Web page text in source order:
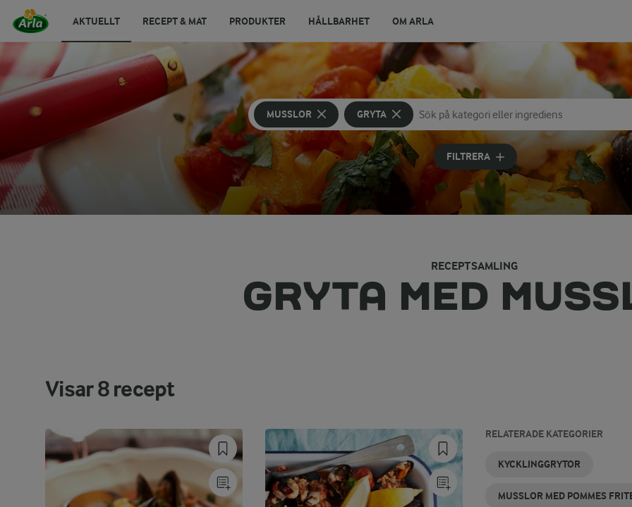
AKTUELLT RECEPT & MAT PRODUKTER HÅLLBARHET OM ARLA
MUSSLOR GRYTA
Sök på kategori eller ingrediens
Skriv in sökord för att få förslag
FILTRERA
RECEPTSAMLING
GRYTA MED
Visar8recept
RELATERADE KATEGORIER
KYCKLINGGRYTOR
MUSSLOR MED POMMES
KORVGRYTA
GRYTOR
FISKGRYTA
CHILIGRYTA
FRANSYSKA
GRYTA
LAXGRYTA